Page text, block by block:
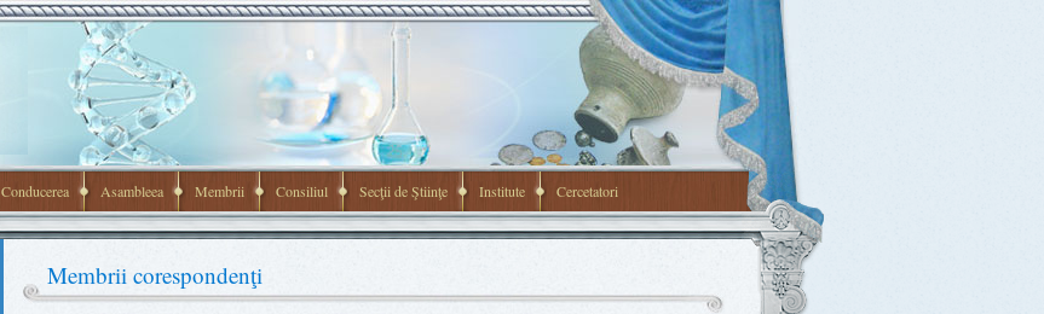
Conducerea Asambleea Membrii Consiliul Secţii de Ştiinţe Institute Cercetatori
Membrii corespondenţi